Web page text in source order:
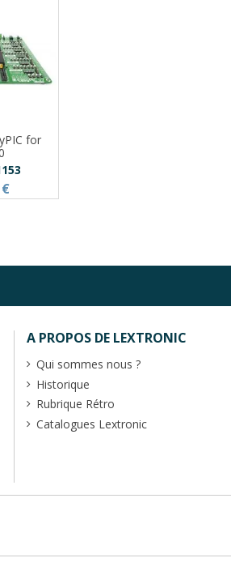
for
A PROPOS DE LEXTRONIC
Qui sommes nous ?
Historique
Rubrique Rétro
Catalogues Lextronic